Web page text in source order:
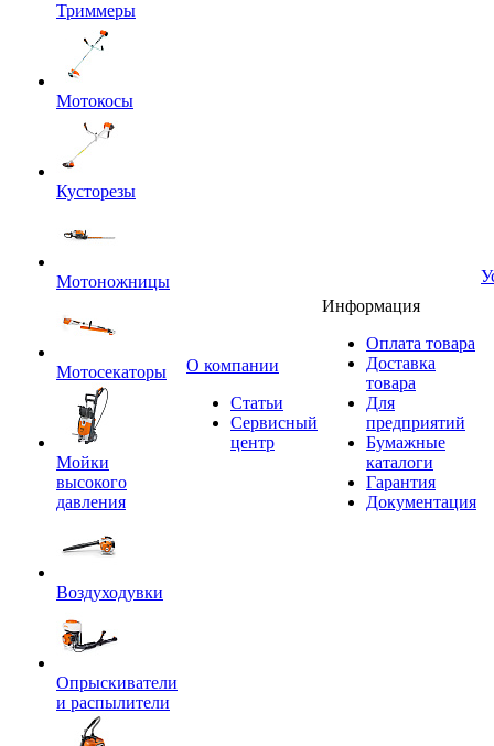
Триммеры
Мотокосы
Кусторезы
Мотоножницы
Мотосекаторы
Мойки
высокого
давления
Воздуходувки
Опрыскиватели
и распылители
O компании
Статьи
Сервисный
центр
Информация
Оплата товара
Доставка
товара
Для
предприятий
Бумажные
каталоги
Гарантия
Документация